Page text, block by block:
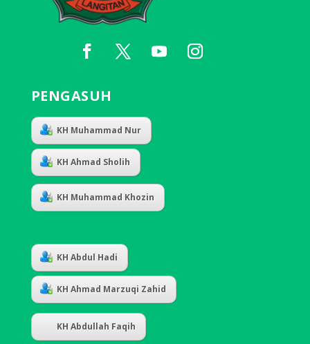
PENGASUH
KH Muhammad Nur
KH Ahmad Sholih
KH Muhammad Khozin
KH Abdul Hadi
KH Ahmad Marzuqi Zahid
KH Abdullah Faqih